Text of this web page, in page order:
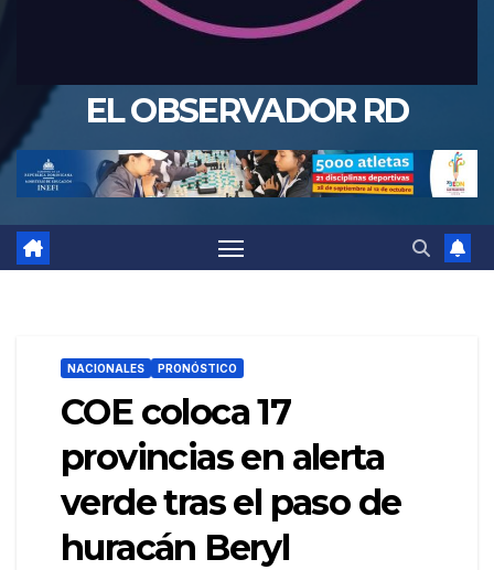
EL OBSERVADOR RD
NACIONALES PRONÓSTICO
COE coloca 17
provincias en alerta
verde tras el paso de
huracán Beryl